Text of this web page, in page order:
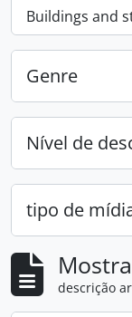
Buildings and
, 585
Genre
Nível de
tipo de
descrição